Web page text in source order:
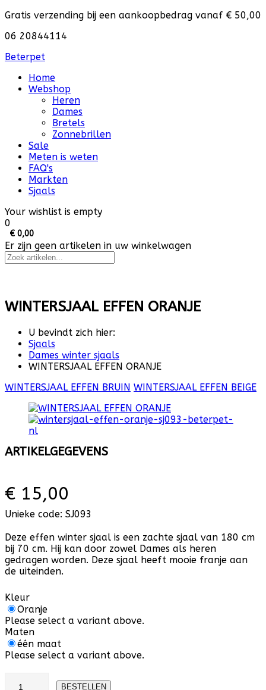
Gratis verzending bij een aankoopbedrag vanaf € 50,00
06 20844114
Beterpet
Home
Webshop
Heren
Dames
Bretels
Zonnebrillen
Sale
Meten is weten
FAQ's
Markten
Sjaals
Your wishlist is empty
0
€ 0,00
Er zijn geen artikelen in uw winkelwagen
WINTERSJAAL EFFEN ORANJE
U bevindt zich hier:
Sjaals
Dames winter sjaals
WINTERSJAAL EFFEN ORANJE
WINTERSJAAL EFFEN BRUIN WINTERSJAAL EFFEN BEIGE
ARTIKELGEGEVENS
€ 15,00
Unieke code: SJ093
Deze effen winter sjaal is een zachte sjaal van 180 cm
bij 70 cm. Hij kan door zowel Dames als heren
gedragen worden. Deze sjaal heeft mooie franje aan
de uiteinden.
Kleur
Oranje
Please select a variant above.
Maten
één maat
Please select a variant above.